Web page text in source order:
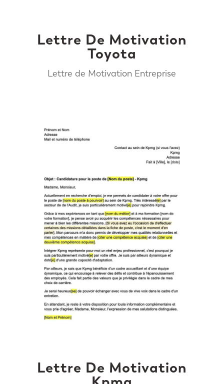
Lettre De Motivation
Toyota
Lettre de Motivation Entreprise
Lettre De Motivation